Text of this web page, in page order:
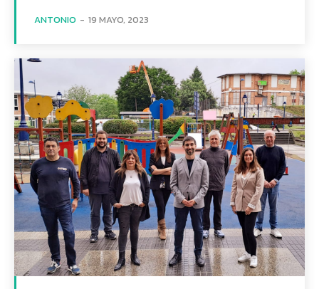
ANTONIO - 19 MAYO, 2023